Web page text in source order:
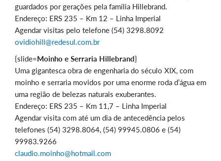
guardados por gerações pela família Hillebrand.
Endereço: ERS 235 – Km 12 – Linha Imperial
Agendar visitas pelo telefone (54) 3298.8092
ovidiohill@redesul.com.br
{slide=Moinho e Serraria Hillebrand}
Uma gigantesca obra de engenharia do século XIX, com
moinho e serraria movidos por uma enorme roda d’água em
uma região de belezas naturais exuberantes.
Endereço: ERS 235 – Km 11,7 – Linha Imperial
Agendar visita com até um dia de antecedência pelos
telefones (54) 3298.8064, (54) 99945.0806 e (54)
99983.9266
claudio.moinho@hotmail.com